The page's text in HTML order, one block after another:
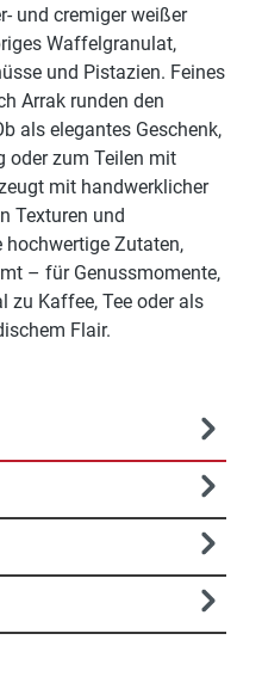
und cremiger weißer
Waffelgranulat,
und Pistazien. Feines
Arrak runden den
als elegantes Geschenk,
oder zum Teilen mit
mit handwerklicher
Texturen und
hochwertige Zutaten,
– für Genussmomente,
zu Kaffee, Tee oder als
Flair.